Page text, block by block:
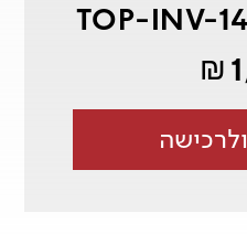
TOP-INV-
₪